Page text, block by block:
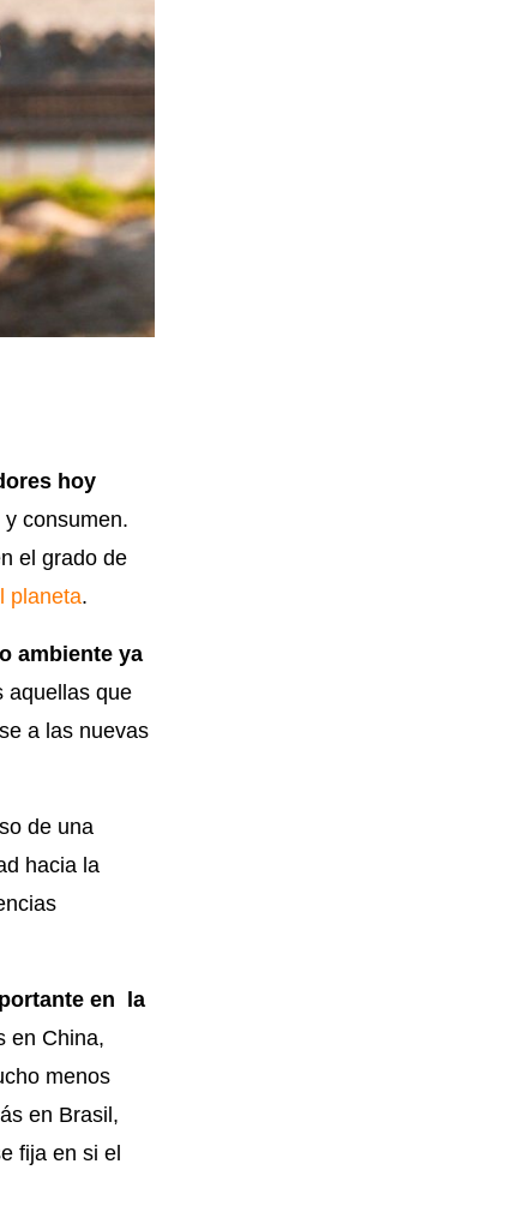
hoy
consumen.
el grado de
planeta.
ambiente ya
aquellas que
a las nuevas
de una
hacia la
en la
en China,
menos
en Brasil,
fija en si el